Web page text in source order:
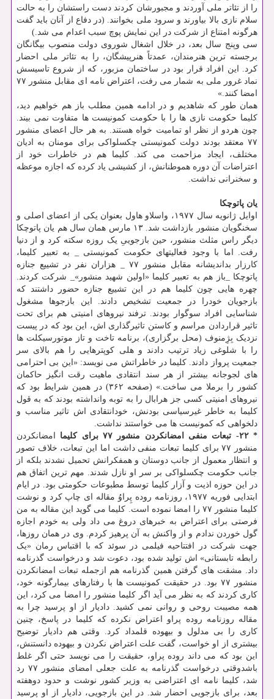
را از تئاتر ملی آوردند و مجبورشان کردند دست راستشان را به حالت
سلام نازی بالا بیاورند و سرود ملی بخوانند. (در دفاع از آنان باید گفت
هرگونه امتناع از شرکت در این نمایش پوچ سبب اعدام می شد.)
سی وپنج سال بعد، در خلال اشغال شوروی دولت منصوب بیگانگان
برجسته ترین هنرمندان، عمدتاً هنرپیشگان، را به تئاتر ملی احضار
کرد. این افراد قرار بود در ساختمان مزبور، که از شروع تاسیسش
نماد غرور ملی به شمار می رفت، اعتراض نامه ای مقابل منشور ۷۷
امضا کنند.»
همان طور که شاهدیم و در ادامه همین مطلب باز هم خواهیم دید،
کلیما حکومت نازی ها را با حکومت کمونیست ها متفاوت نمی بیند.
چون هردو از نظر او تمامیت خواه هستند. به هر حال اعضای منشور
۷۷ معتقد بودند دولت کمونیستی چکسلواکی برای مومنان به ادیان
مختلف، ایجاد مزاحمت می کند. کلیما هم در خاطرات خود از
اعتراضات آن دوره هموطنانش، از کشیشی یاد کرده که اجازه موعظه
و سخنرانی نداشت.
یان پاتوچکا
اوایل ژانویه سال ۱۹۷۷، واسلاو هاول بعنوان یکی از اعضای اصلی و
سخنگویان منشور بازداشت شد. ۱۳ مارس همان سال هم یان پاتوچکا
دیگر راس مثلث منشور، حین بازجوییِ یک روزه سکته کرد و از دنیا
رفت. اما با وجود فعالیتهای حکومت کمونیستی _ به تعبیر کلیما،
کارزار بداندیشانه مقابل منشور ۷۷ _ هزاران نفر در تشییع جنازه
پاتوچکا _باز هم به تعبیر کلیما «اولین شهید منشور»_ شرکت کردند.
چهره هایی چون کلیما هم در این تشییع جنازه حضور داشتند که
بازجویان خودرا در جمعیت تشخیص دادند. این بازجوها مشغول
شناسایی افراد سوگوار بودند. ترفند نیروهای امنیتی هم برای تحت
تاثیر قراردادن مراسم و کاستن تاثیرگذاری اش، این بود که در پیست
نزدیک بِژِمنوف (محل برگزاری)، برنامه تاخت و تاز موتورسیکلت ها
را با شلوغی زیاد ترتیب دادند و هلی کوپترهایی را هم بالای سر
جمعیت پرواز دادند. کلیما در خاطراتش می نویسد: «این بی احترامی
های لجوجانه بیشتر از هر سند انتقادی ماهیت رقت انگیز حاکمان
کشور را برملا می ساخت.» (صفحه ۳۶۲) در همین شرایط بود که
نیروهای امنیتی کسی جز هرابال را به توبه وانداشته بودند که به قول
کلیما به خاطر غیرسیاسی بودنش، خودانتقادی اش تاثیر مناسب و
دلخواهی که کمونیست ها می خواستند نداشت.
* ۲۲- تبعات منفی امضانکردن منشور ۷۷ برای کلیما
امضانکردن
منشور ۷۷ برای کلیما تبعات منفی داشت اما این تبعات، خلاف تصور
و انتظار معمول از جانب دوستان و همفکرانش تحمیل نشدند بلکه از
جانب حکومت چکسلواکی بر سر او نازل شدند. مهم ترین اتفاق هم
در این حوزه اذیت و آزار کلیما توسط مطبوعات حکومتی بود. در ایام
ابتدایی فوریه ۱۹۷۷، روزنامه روده پِراوُ مقاله ای چاپ کرد و نوشت
کلیما منشور ۷۷ را امضا نموده است. کلیما می گوید این مقاله به من
فرصتی برای اعتراض به خبرهای دروغ می داد ولی به خودم اجازه
گول خوردن ندادم و از واکنش به آن پرهیز کردم. وی در همان روزها،
جهت شرکت در افتتاحیه فیلمی در سوئد که با اقتباس رمان «یک
رابطه تابستانی» اش تولید شده بود، دعوت شد و درخواست گذرنامه
داد. مشقت های گرفتن همین گذرنامه هم ازجمله تبعات امضانکردن
منشور ۷۷ بود. در حقیقت کمونیست ها با رفتارهای بیمارگونه خود،
کاری کردند که به نظر می آید اگر کلیما منشور را امضا می کرد، این
همه مصیبت روحی و روانی نمی کشید. دادیار از او پرسید چرا به
مقاله روزنامه روده پراو اعتراض نکرده که کلیما در پاسخ، چنین
کاری را بی مدلول و بیهوده قلمداد کرد. وقتی هم دادیار توضیح
بیشتری از او خواست، گفت علت اعتراض نکردن و بیهوده دانستنش،
این بود که می داند روده پراو، حقیقت را می نویسد حتی اگر غلط
باشدوقتی درخواست گذرنامه به علت جعلی امضای منشور ۷۷ رد
شد، کلیما نامه ای اعتراضی به وزیر کشور نوشت و حدود دوهفته
بعد، برای بازجویی احضار شد. در این بازجویی، دادیار از او پرسید